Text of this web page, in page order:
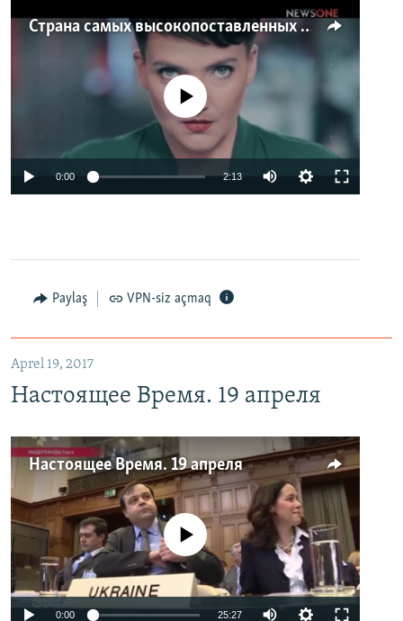
Страна самых высокопоставленных телеведущих. Почему политики захватили телеэфир Украины
No media source currently available
0:00 2:13
Paylaş VPN-siz açmaq
Aprel 19, 2017
Настоящее Время. 19 апреля
Настоящее Время. 19 апреля
No media source currently available
0:00 25:27